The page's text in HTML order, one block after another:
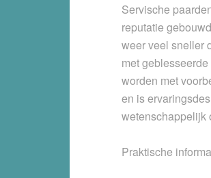
Servische
reputatie
weer veel sneller
met
worden met
en is
wetenschappelijk
Praktische